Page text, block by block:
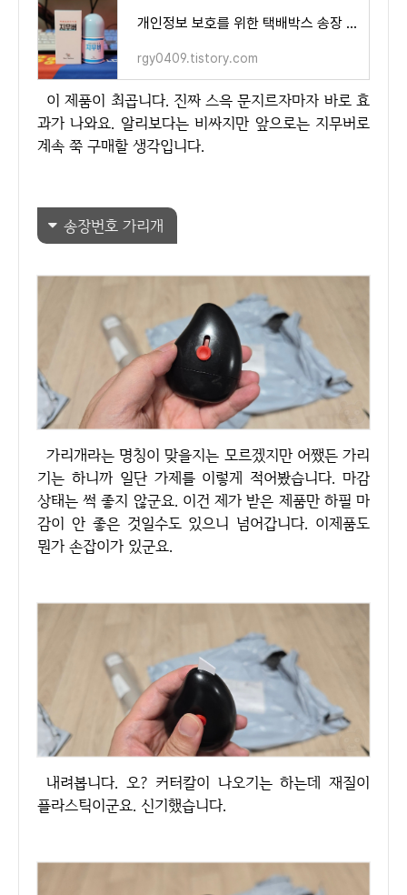
개인정보 보호를 위한 택배박스 송장 주소 지우개 지무버 후기
rgy0409.tistory.com
이 제품이 최곱니다. 진짜 스윽 문지르자마자 바로 효
과가 나와요. 알리보다는 비싸지만 앞으로는 지무버로
계속 쭉 구매할 생각입니다.
송장번호 가리개
가리개라는 명칭이 맞을지는 모르겠지만 어쨌든 가리
기는 하니까 일단 가제를 이렇게 적어봤습니다. 마감
상태는 썩 좋지 않군요. 이건 제가 받은 제품만 하필 마
감이 안 좋은 것일수도 있으니 넘어갑니다. 이제품도
뭔가 손잡이가 있군요.
내려봅니다. 오? 커터칼이 나오기는 하는데 재질이
플라스틱이군요. 신기했습니다.